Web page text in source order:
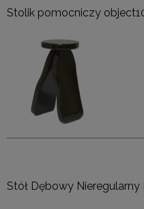
Stolik pomocniczy
Stół Dębowy